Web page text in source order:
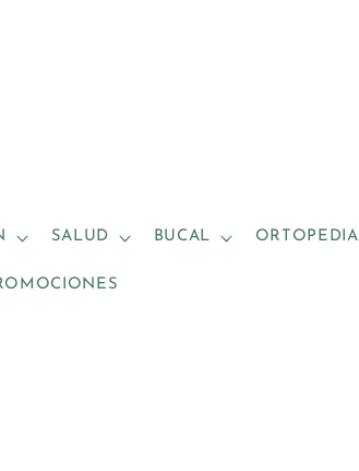
SALUD BUCAL ORTOPEDIA